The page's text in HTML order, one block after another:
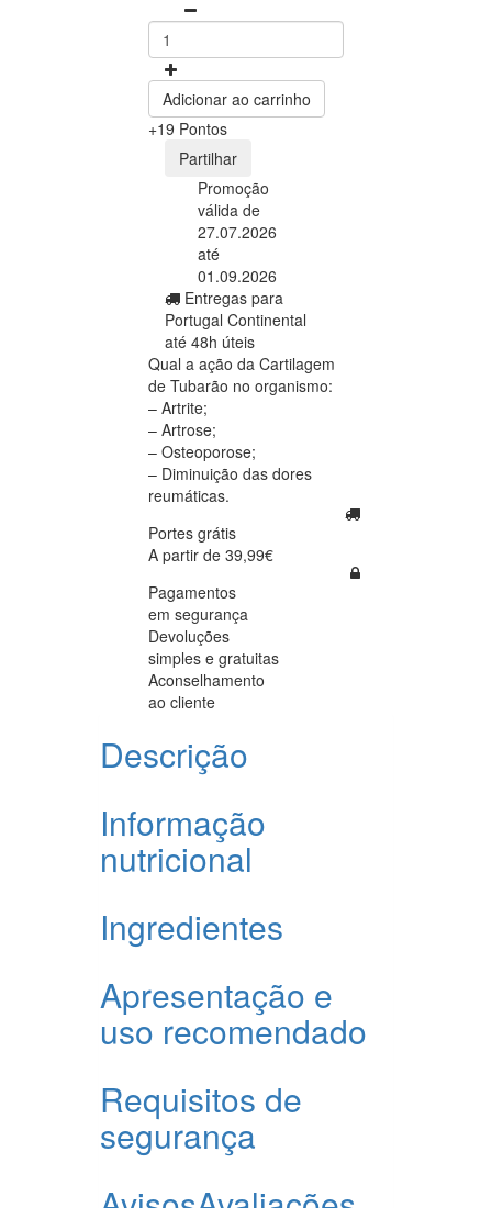
Adicionar ao carrinho
+19 Pontos
Partilhar
Promoção
válida de
27.07.2026
até
01.09.2026
Entregas para
Portugal Continental
até 48h úteis
Qual a ação da Cartilagem
de Tubarão no organismo:
– Artrite;
– Artrose;
– Osteoporose;
– Diminuição das dores
reumáticas.
Portes grátis
A partir de 39,99€
Pagamentos
em segurança
Devoluções
simples e gratuitas
Aconselhamento
ao cliente
Descrição
Informação
nutricional
Ingredientes
Apresentação e
uso recomendado
Requisitos de
segurança